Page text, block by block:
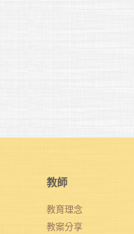
教師
教育理念
教案分享